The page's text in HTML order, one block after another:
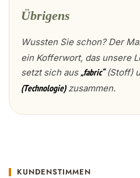
Übrigens
Wussten Sie schon? Der
ein Kofferwort, das unsere
setzt sich aus„fabric“(Stoff)
(Technologie)zusammen.
KUNDENSTIMMEN